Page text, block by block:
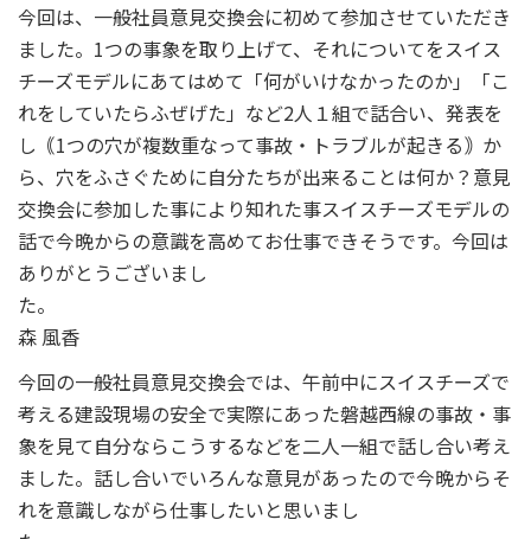
今回は、一般社員意見交換会に初めて参加させていただき
ました。1つの事象を取り上げて、それについてをスイス
チーズモデルにあてはめて「何がいけなかったのか」「こ
れをしていたらふぜげた」など2人１組で話合い、発表を
し｟1つの穴が複数重なって事故・トラブルが起きる｠か
ら、穴をふさぐために自分たちが出来ることは何か？意見
交換会に参加した事により知れた事スイスチーズモデルの
話で今晩からの意識を高めてお仕事できそうです。今回は
ありがとうございまし
た
森 風香
今回の一般社員意見交換会では、午前中にスイスチーズで
考える建設現場の安全で実際にあった磐越西線の事故・事
象を見て自分ならこうするなどを二人一組で話し合い考え
ました。話し合いでいろんな意見があったので今晩からそ
れを意識しながら仕事したいと思いまし